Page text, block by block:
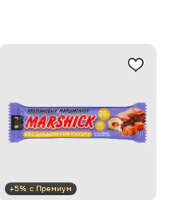
+5% с Премиум